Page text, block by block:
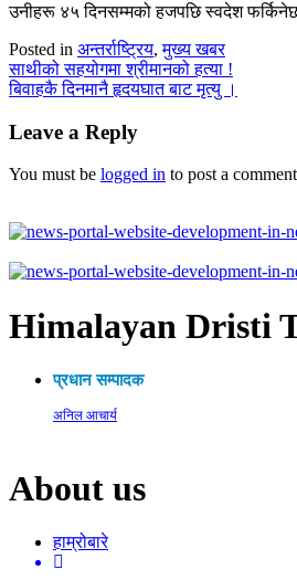
उनीहरू ४५ दिनसम्मको हजपछि स्वदेश
Posted in अन्तर्राष्ट्रिय,मुख्य खबर
Post
navigation
साथीको सहयोगमा श्रीमानको हत्या !
बिवाहकै दिनमानै हृदयघात बाट मृत्यु ।
Leave a Reply
You must be logged in to post a
Himalayan Dristi
प्रधान सम्पादक
अनिल आचार्य
About us
हाम्रोबारे